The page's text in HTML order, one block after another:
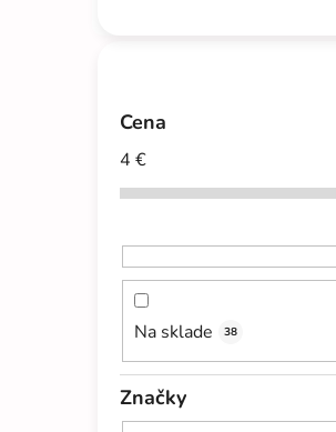
Cena
4 €
Na sklade 38
Značky